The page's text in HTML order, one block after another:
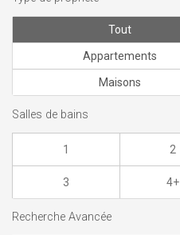
Tout
Appartements
Maisons
Salles de bains
1 2
3 4+
Recherche Avancée